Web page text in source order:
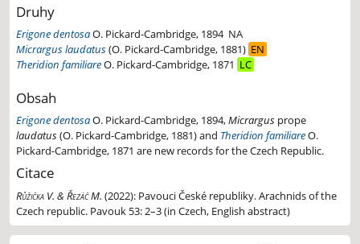
Druhy
Erigone dentosaO. Pickard-Cambridge, 1894 NA
Micrargus laudatus(O. Pickard-Cambridge, 1881) EN
Theridion familiareO. Pickard-Cambridge, 1871 LC
Obsah
Erigone dentosaO. Pickard-Cambridge, 1894,Micrargus prope
laudatus(O. Pickard-Cambridge, 1881) and Theridion familiareO.
Pickard-Cambridge, 1871 are new records for the Czech Republic.
Citace
Růžička V. & Řezáč M. (2022): Pavouci České republiky. Arachnids of the
Czech republic. Pavouk 53: 2–3 (in Czech, English abstract)